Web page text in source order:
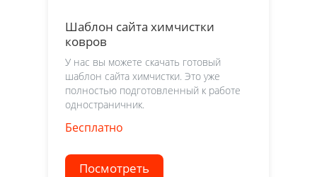
Шаблон сайта химчистки
ковров
У нас вы можете скачать готовый
шаблон сайта химчистки. Это уже
полностью подготовленный к работе
одностраничник.
Бесплатно
Посмотреть